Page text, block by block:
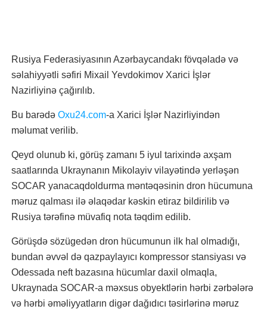
Rusiya Federasiyasının Azərbaycandakı fövqəladə və
səlahiyyətli səfiri Mixail Yevdokimov Xarici İşlər
Nazirliyinə çağırılıb.
Bu barədə Oxu24.com-a Xarici İşlər Nazirliyindən
məlumat verilib.
Qeyd olunub ki, görüş zamanı 5 iyul tarixində axşam
saatlarında Ukraynanın Mikolayiv vilayətində yerləşən
SOCAR yanacaqdoldurma məntəqəsinin dron hücumuna
məruz qalması ilə əlaqədar kəskin etiraz bildirilib və
Rusiya tərəfinə müvafiq nota təqdim edilib.
Görüşdə sözügedən dron hücumunun ilk hal olmadığı,
bundan əvvəl də qazpaylayıcı kompressor stansiyası və
Odessada neft bazasına hücumlar daxil olmaqla,
Ukraynada SOCAR-a məxsus obyektlərin hərbi zərbələrə
və hərbi əməliyyatların digər dağıdıcı təsirlərinə məruz